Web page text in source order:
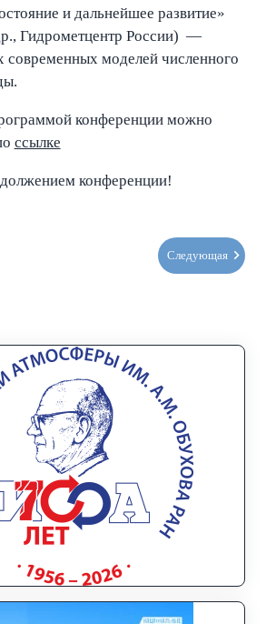
и дальнейшее развитие»
Гидрометцентр России) —
современных моделей численного
конференции можно
ссылке
конференции!
Следующая